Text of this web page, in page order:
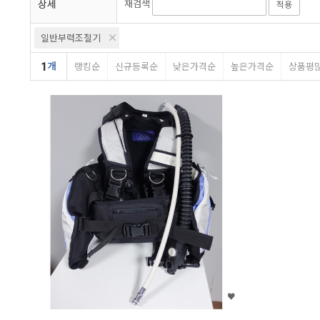
상세 재검색 적용
일반부력조절기
1개 랭킹순 신규등록순 낮은가격순 높은가격순 상품평